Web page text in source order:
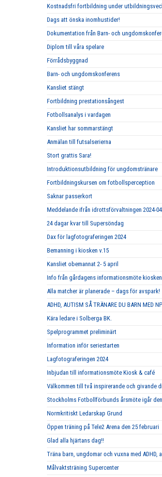
Kostnadsfri fortbildning under
Dags att önska inomhustider!
Dokumentation från Barn- och
Diplom till våra spelare
Förrådsbyggnad
Barn- och ungdomskonferens
Kansliet stängt
Fortbildning prestationsångest
Fotbollsanalys i vardagen
Kansliet har sommarstängt
Anmälan till futsalserierna
Stort grattis Sara!
Introduktionsutbildning för ungdomstränare
Fortbildningskursen om fotbollsperception
Saknar passerkort
Meddelande ifrån idrottsförvaltningen 2024-
24 dagar kvar till Supersöndag
Dax för lagfotograferingen 2024
Bemanning i kiosken v.15
Kansliet obemannat 2- 5 april
Info från gårdagens informationsmöte kiosken
Alla matcher är planerade – dags för avspark!
ADHD, AUTISM SÅ TRÄNARE DU BARN MED
Kära ledare i Solberga BK.
Spelprogrammet preliminärt
Information inför seriestarten
Lagfotograferingen 2024
Inbjudan till informationsmöte Kiosk & café
Välkommen till två inspirerande och givande
Stockholms Fotbollförbunds årsmöte igår
Normkritiskt Ledarskap Grund
Öppen träning på Tele2 Arena den 25 februari
Glad alla hjärtans dag!!
Träna barn, ungdomar och vuxna med
Målvaktsträning Supercenter